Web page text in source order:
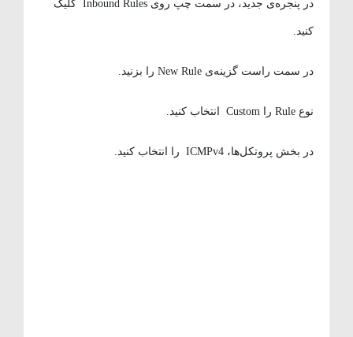
در پنجره‌ی جدید، در سمت چپ روی Inbound Rules کلیک
کنید.
در سمت راست گزینه‌ی New Rule را بزنید.
نوع Rule را Custom انتخاب کنید.
در بخش پروتکل‌ها، ICMPv4 را انتخاب کنید.